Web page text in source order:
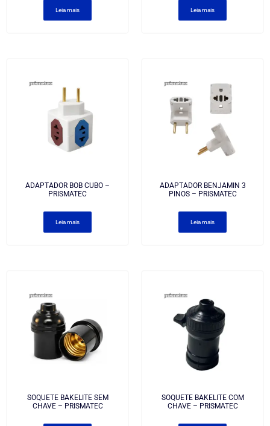
Leia mais Leia mais
ADAPTADOR BOB CUBO –
PRISMATEC
Leia mais
ADAPTADOR BENJAMIN 3
PINOS – PRISMATEC
Leia mais
SOQUETE BAKELITE SEM
CHAVE – PRISMATEC
SOQUETE BAKELITE COM
CHAVE – PRISMATEC